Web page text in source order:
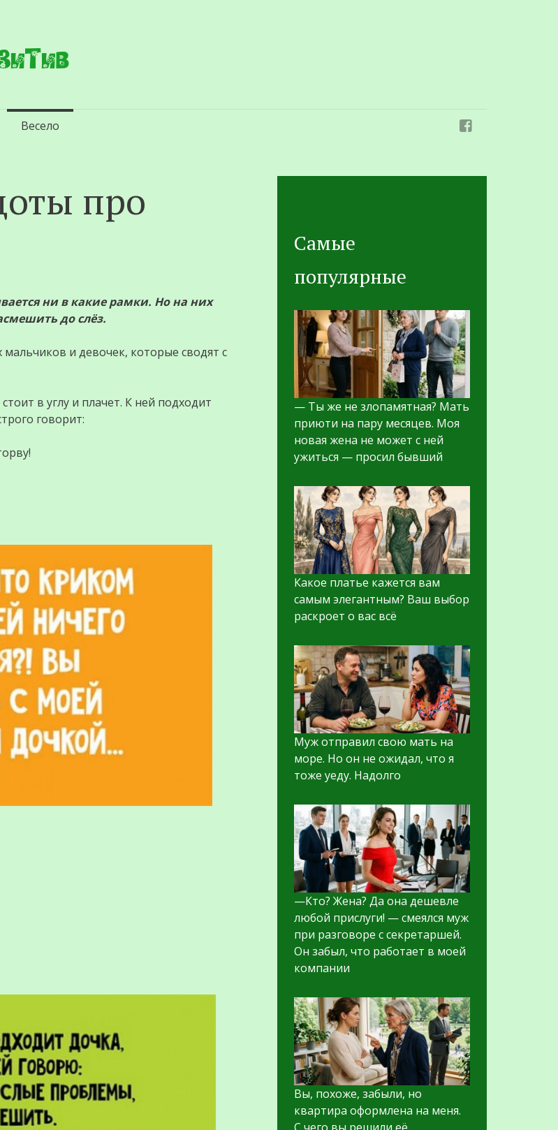
Весело
про
ни в какие рамки. Но на них
до слёз.
и девочек, которые сводят с
в углу и плачет. К ней подходит
говорит:
Самые
популярные
— Ты же не злопамятная? Мать
приюти на пару месяцев. Моя
новая жена не может с ней
ужиться — просил бывший
Какое платье кажется вам
самым элегантным? Ваш выбор
раскроет о вас всё
Муж отправил свою мать на
море. Но он не ожидал, что я
тоже уеду. Надолго
—Кто? Жена? Да она дешевле
любой прислуги! — смеялся муж
при разговоре с секретаршей.
Он забыл, что работает в моей
компании
Вы, похоже, забыли, но
квартира оформлена на меня.